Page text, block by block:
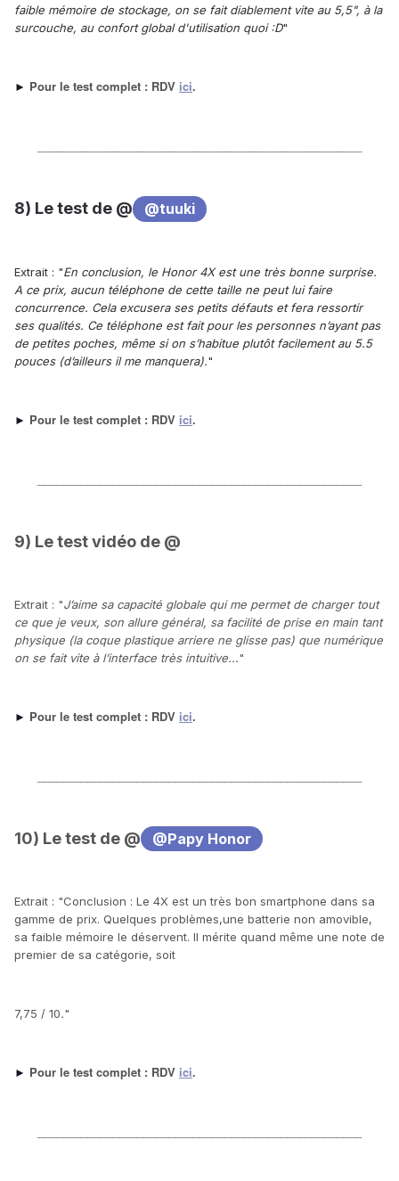
faible mémoire de stockage, on se fait diablement vite au 5,5", à la
surcouche, au confort global d'utilisation quoi :D"
► Pour le test complet : RDV ici.
8) Le test de @ @tuuki
Extrait : "En conclusion, le Honor 4X est une très bonne surprise.
A ce prix, aucun téléphone de cette taille ne peut lui faire
concurrence. Cela excusera ses petits défauts et fera ressortir
ses qualités. Ce téléphone est fait pour les personnes n’ayant pas
de petites poches, même si on s’habitue plutôt facilement au 5.5
pouces (d’ailleurs il me manquera)."
► Pour le test complet : RDV ici.
9) Le test vidéo de @
Extrait : "J’aime sa capacité globale qui me permet de charger tout
ce que je veux, son allure général, sa facilité de prise en main tant
physique (la coque plastique arriere ne glisse pas) que numérique
on se fait vite à l’interface très intuitive..."
► Pour le test complet : RDV ici.
10) Le test de @ @Papy Honor
Extrait : "Conclusion : Le 4X est un très bon smartphone dans sa
gamme de prix. Quelques problèmes,une batterie non amovible,
sa faible mémoire le déservent. Il mérite quand même une note de
premier de sa catégorie, soit
7,75 / 10."
► Pour le test complet : RDV ici.